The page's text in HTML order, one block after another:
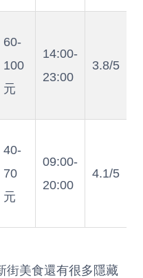
60-
100
元
14:00-
23:00
3.8/5
40-
70
元
09:00-
20:00
4.1/5
街美食還有很多隱藏